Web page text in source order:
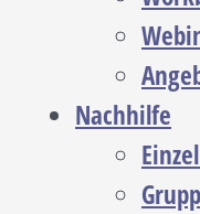
Nachhilfe